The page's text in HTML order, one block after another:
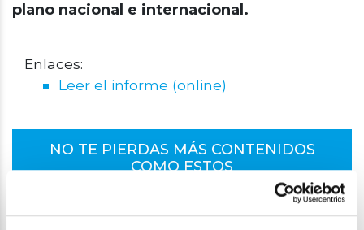
plano nacional e internacional.
Enlaces:
Leer el informe (online)
NO TE PIERDAS MÁS CONTENIDOS
COMO ESTOS